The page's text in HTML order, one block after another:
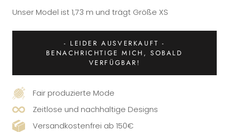
Unser Model ist 1,73 m und trägt Größe XS
- LEIDER AUSVERKAUFT -
BENACHRICHTIGE MICH, SOBALD
VERFÜGBAR!
Fair produzierte Mode
Zeitlose und nachhaltige Designs
Versandkostenfrei ab 150€